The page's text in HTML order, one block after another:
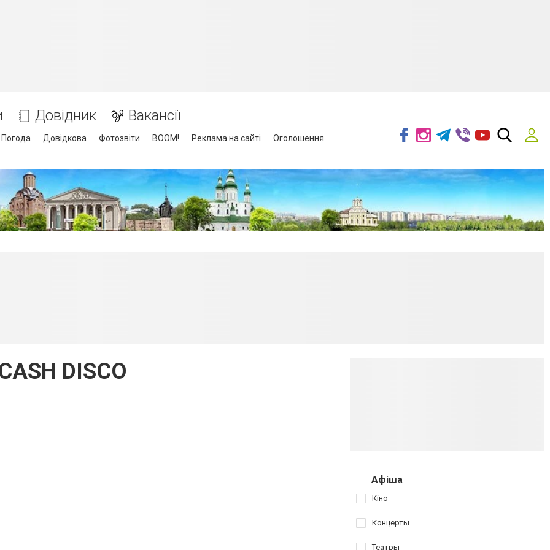
Довідник Вакансії
Погода Довідкова Фотозвіти BOOM! Реклама на сайті Оголошення
DISCO
Афіша
Кіно
Концерты
Театры